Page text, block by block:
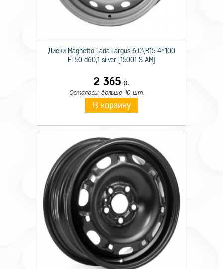
Диски Magnetto Lada Largus 6,0\R15 4*100
ET50 d60,1 silver [15001 S AM]
2 365 р.
Осталось: больше 10 шт.
В корзину